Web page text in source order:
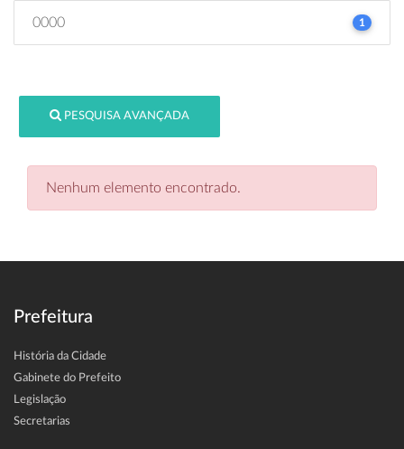
0000 1
PESQUISA AVANÇADA
Nenhum elemento encontrado.
Prefeitura
História da Cidade
Gabinete do Prefeito
Legislação
Secretarias